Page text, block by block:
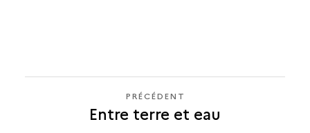
PRÉCÉDENT
L'AGRICULTURE
PRÉCÉDENT
Entre terre et eau